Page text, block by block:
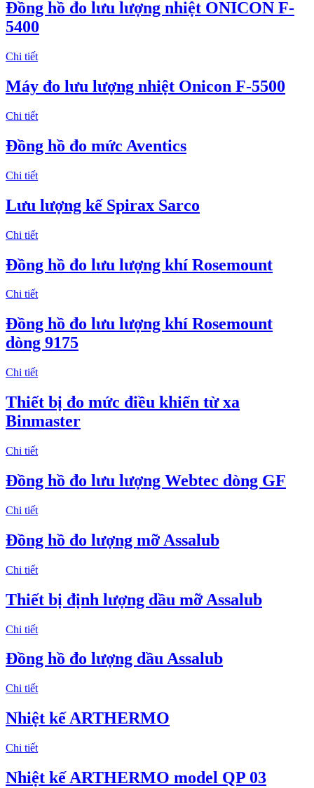
Đồng hồ đo lưu lượng nhiệt ONICON F-
5400
Chi tiết
Máy đo lưu lượng nhiệt Onicon F-5500
Chi tiết
Đồng hồ đo mức Aventics
Chi tiết
Lưu lượng kế Spirax Sarco
Chi tiết
Đồng hồ đo lưu lượng khí Rosemount
Chi tiết
Đồng hồ đo lưu lượng khí Rosemount
dòng 9175
Chi tiết
Thiết bị đo mức điều khiển từ xa
Binmaster
Chi tiết
Đồng hồ đo lưu lượng Webtec dòng GF
Chi tiết
Đồng hồ đo lượng mỡ Assalub
Chi tiết
Thiết bị định lượng dầu mỡ Assalub
Chi tiết
Đồng hồ đo lượng dầu Assalub
Chi tiết
Nhiệt kế ARTHERMO
Chi tiết
Nhiệt kế ARTHERMO model QP 03